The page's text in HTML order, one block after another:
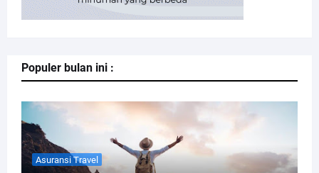
Populer bulan ini :
Asuransi Travel